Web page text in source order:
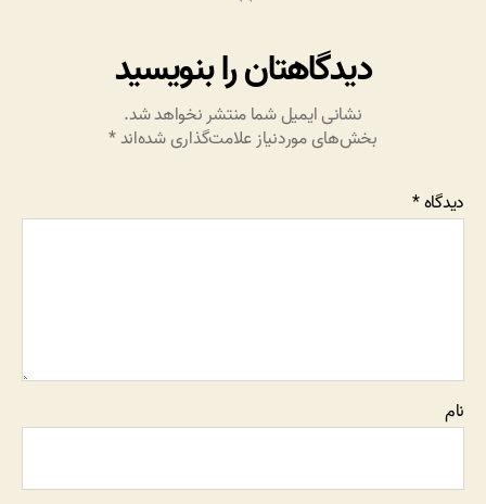
دیدگاهتان را بنویسید
نشانی ایمیل شما منتشر نخواهد شد.
بخش‌های موردنیاز علامت‌گذاری شده‌اند*
دیدگاه*
نام